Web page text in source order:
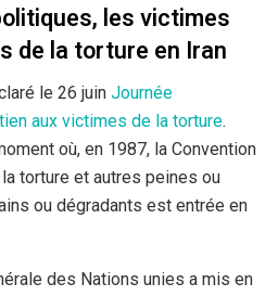
les victimes
de la torture en Iran
le 26 juin Journée
aux victimes de la torture.
où, en 1987, la Convention
torture et autres peines ou
ou dégradants est entrée en
des Nations unies a mis en